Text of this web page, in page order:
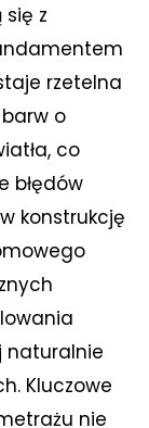
z
rzetelna
o
co
błędów
konstrukcję
naturalnie
Kluczowe
nie